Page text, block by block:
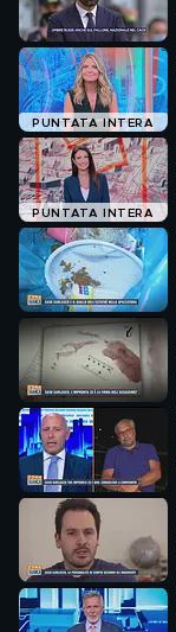
PUNTATA INTERA
PUNTATA INTERA